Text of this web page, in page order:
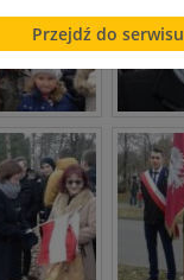
ograniczenie
local storage,
z Serwisu.
polityki
szkoła" >
Przejdź do serwisu